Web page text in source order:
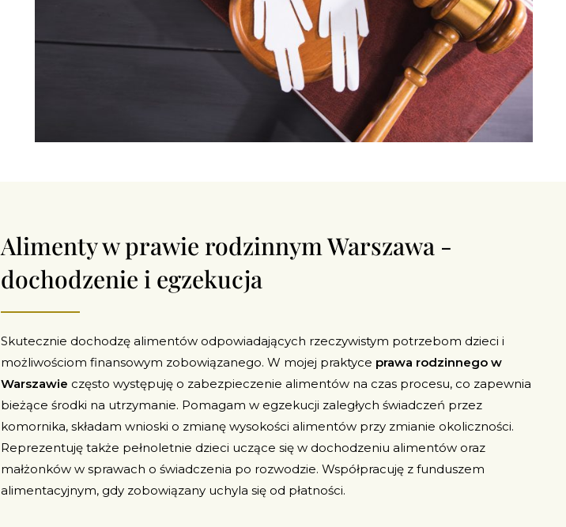
Alimenty w prawie rodzinnym Warszawa -
dochodzenie i egzekucja
Skutecznie dochodzę alimentów odpowiadających rzeczywistym potrzebom dzieci i
możliwościom finansowym zobowiązanego. W mojej praktyce prawa rodzinnego w
Warszawie często występuję o zabezpieczenie alimentów na czas procesu, co zapewnia
bieżące środki na utrzymanie. Pomagam w egzekucji zaległych świadczeń przez
komornika, składam wnioski o zmianę wysokości alimentów przy zmianie okoliczności.
Reprezentuję także pełnoletnie dzieci uczące się w dochodzeniu alimentów oraz
małżonków w sprawach o świadczenia po rozwodzie. Współpracuję z funduszem
alimentacyjnym, gdy zobowiązany uchyla się od płatności.